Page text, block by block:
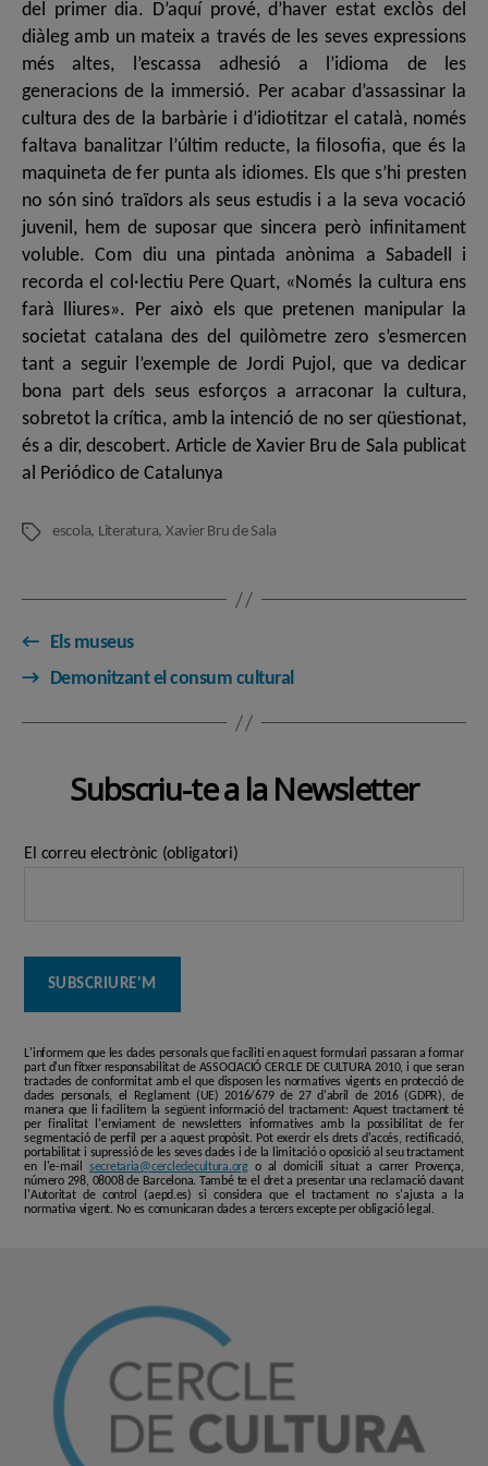
del primer dia. D’aquí prové, d’haver estat exclòs del
diàleg amb un mateix a través de les seves expressions
més altes, l’escassa adhesió a l’idioma de les
generacions de la immersió. Per acabar d’assassinar la
cultura des de la barbàrie i d’idiotitzar el català, només
faltava banalitzar l’últim reducte, la filosofia, que és la
maquineta de fer punta als idiomes. Els que s’hi presten
no són sinó traïdors als seus estudis i a la seva vocació
juvenil, hem de suposar que sincera però infinitament
voluble. Com diu una pintada anònima a Sabadell i
recorda el col·lectiu Pere Quart, «Només la cultura ens
farà lliures». Per això els que pretenen manipular la
societat catalana des del quilòmetre zero s’esmercen
tant a seguir l’exemple de Jordi Pujol, que va dedicar
bona part dels seus esforços a arraconar la cultura,
sobretot la crítica, amb la intenció de no ser qüestionat,
és a dir, descobert. Article de Xavier Bru de Sala publicat
al Periódico de Catalunya
Etiquetes
escola, Literatura, Xavier Bru de Sala
←
Els museus
→
Demonitzant el consum cultural
Subscriu-te a la Newsletter
El correu electrònic (obligatori)
L'informem que les dades personals que faciliti en aquest formulari passaran a formar
part d'un fitxer responsabilitat de ASSOCIACIÓ CERCLE DE CULTURA 2010, i que seran
tractades de conformitat amb el que disposen les normatives vigents en protecció de
dades personals, el Reglament (UE) 2016/679 de 27 d'abril de 2016 (GDPR), de
manera que li facilitem la següent informació del tractament: Aquest tractament té
per finalitat l'enviament de newsletters informatives amb la possibilitat de fer
segmentació de perfil per a aquest propòsit. Pot exercir els drets d'accés, rectificació,
portabilitat i supressió de les seves dades i de la limitació o oposició al seu tractament
en l'e-mail secretaria@cercledecultura.orgo al domicili situat a carrer Provença,
número 298, 08008 de Barcelona. També te el dret a presentar una reclamació davant
l'Autoritat de control (aepd.es) si considera que el tractament no s'ajusta a la
normativa vigent. No es comunicaran dades a tercers excepte per obligació legal.